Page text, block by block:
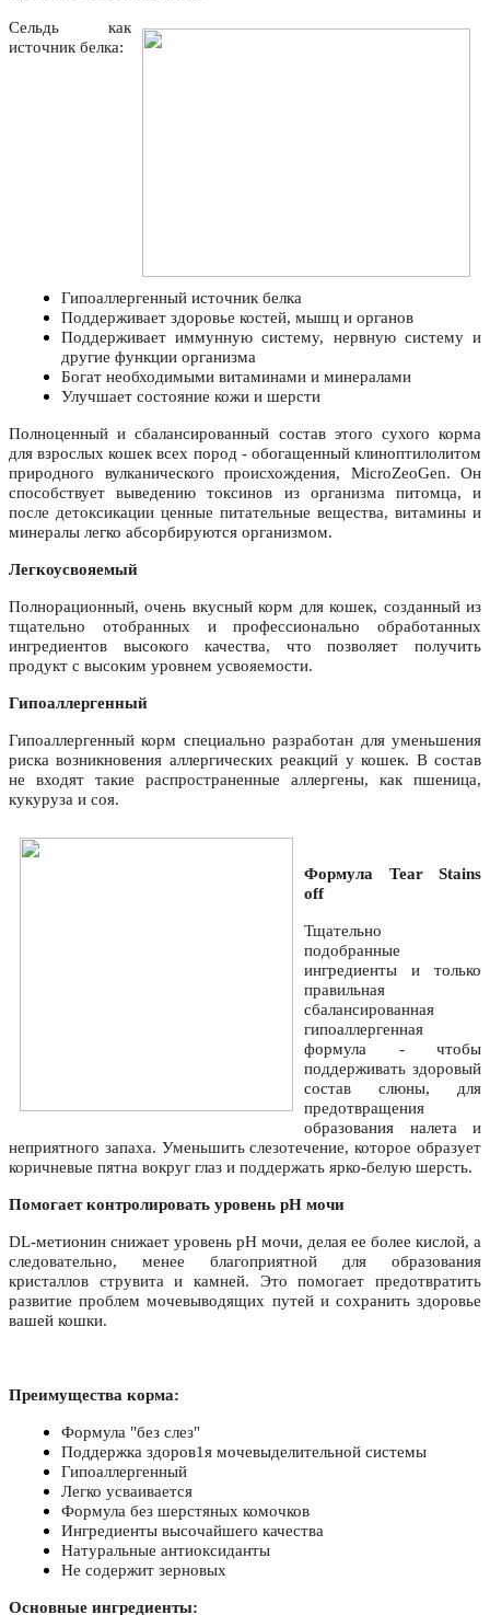
Сельдь как
источник белка:
Гипоаллергенный источник белка
Поддерживает здоровье костей, мышц и органов
Поддерживает иммунную систему, нервную систему и
другие функции организма
Богат необходимыми витаминами и минералами
Улучшает состояние кожи и шерсти
Полноценный и сбалансированный состав этого сухого корма
для взрослых кошек всех пород - обогащенный клиноптилолитом
природного вулканического происхождения, MicroZeoGen. Он
способствует выведению токсинов из организма питомца, и
после детоксикации ценные питательные вещества, витамины и
минералы легко абсорбируются организмом.
Легкоусвояемый
Полнорационный, очень вкусный корм для кошек, созданный из
тщательно отобранных и профессионально обработанных
ингредиентов высокого качества, что позволяет получить
продукт с высоким уровнем усвояемости.
Гипоаллергенный
Гипоаллергенный корм специально разработан для уменьшения
риска возникновения аллергических реакций у кошек. В состав
не входят такие распространенные аллергены, как пшеница,
кукуруза и соя.
Формула Tear Stains
off
Тщательно
подобранные
ингредиенты и только
правильная
сбалансированная
гипоаллергенная
формула - чтобы
поддерживать здоровый
состав слюны, для
предотвращения
образования налета и
неприятного запаха. Уменьшить слезотечение, которое образует
коричневые пятна вокруг глаз и поддержать ярко-белую шерсть.
Помогает контролировать уровень рН мочи
DL-метионин снижает уровень рН мочи, делая ее более кислой, а
следовательно, менее благоприятной для образования
кристаллов струвита и камней. Это помогает предотвратить
развитие проблем мочевыводящих путей и сохранить здоровье
вашей кошки.
Преимущества корма:
Формула "без слез"
Поддержка здоров1я мочевыделительной системы
Гипоаллергенный
Легко усваивается
Формула без шерстяных комочков
Ингредиенты высочайшего качества
Натуральные антиоксиданты
Не содержит зерновых
Основные ингредиенты: